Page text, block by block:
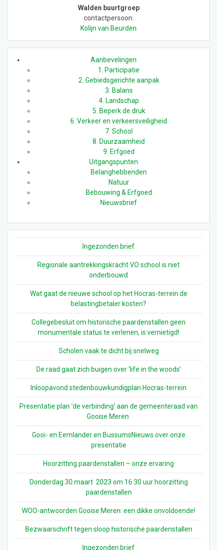
Walden buurtgroep
contactpersoon:
Kolijn van Beurden
Aanbevelingen
1. Participatie
2. Gebiedsgerichte aanpak
3. Balans
4. Landschap
5. Beperk de druk
6. Verkeer en verkeersveiligheid
7. School
8. Duurzaamheid
9. Erfgoed
Uitgangspunten
Belanghebbenden
Natuur
Bebouwing & Erfgoed
Nieuwsbrief
Ingezonden brief
Regionale aantrekkingskracht VO school is niet
onderbouwd
Wat gaat de nieuwe school op het Hocras-terrein de
belastingbetaler kosten?
Collegebesluit om historische paardenstallen geen
monumentale status te verlenen, is vernietigd!
Scholen vaak te dicht bij snelweg
De raad gaat zich buigen over ‘life in the woods’
Inloopavond stedenbouwkundigplan Hocras-terrein
Presentatie plan ‘de verbinding’ aan de gemeenteraad van
Gooise Meren
Gooi- en Eemlander en BussumsNieuws over onze
presentatie
Hoorzitting paardenstallen – onze ervaring
Donderdag 30 maart 2023 om 16.30 uur hoorzitting
paardenstallen
WOO-antwoorden Gooise Meren: een dikke onvoldoende!
Bezwaarschrift tegen sloop historische paardenstallen
Ingezonden brief